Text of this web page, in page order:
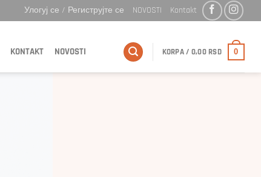
Улогуј се / Региструјте се NOVOSTI Kontakt
KONTAKT NOVOSTI KORPA / 0,00 RSD 0